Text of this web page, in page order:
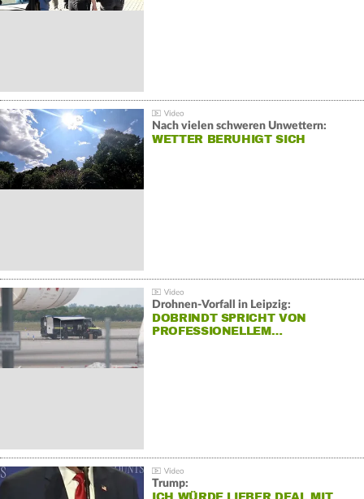
Nach vielen schweren Unwettern:
WETTER BERUHIGT SICH
Drohnen-Vorfall in Leipzig:
DOBRINDT SPRICHT VON
PROFESSIONELLEM…
Trump: